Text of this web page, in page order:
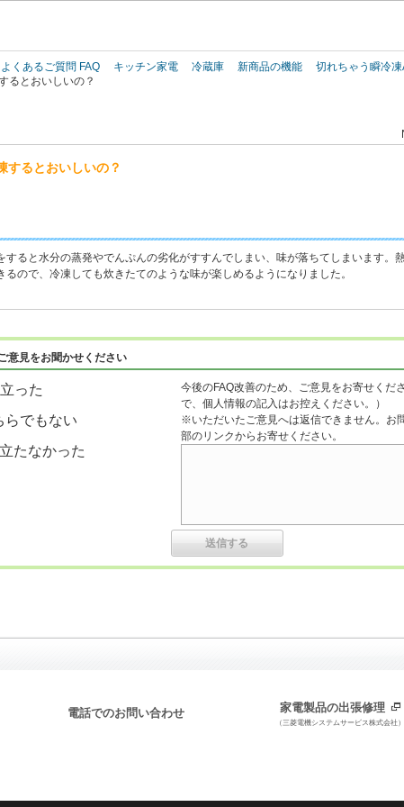
よくあるご質問 FAQ キッチン家電 冷蔵庫 新商品の機能
切れちゃう瞬冷凍
るとおいしいの？
するとおいしいの？
すると水分の蒸発やでんぷんの劣化がすすんでしまい、味が落ちてしまいます。
ので、冷凍しても炊きたてのような味が楽しめるようになりました。
意見をお聞かせください
った
でもない
たなかった
今後のFAQ改善のため、ご意見をお寄せくだ
で、個人情報の記入はお控えください。）
※いただいたご意見へは返信できません。お
部のリンクからお寄せください。
電話でのお問い合わせ 家電製品の出張修理
（三菱電機システムサービス株式会社）